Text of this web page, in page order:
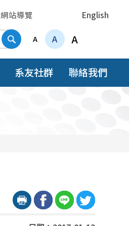
網站導覽 English
搜尋A A A
系友社群 聯絡我們